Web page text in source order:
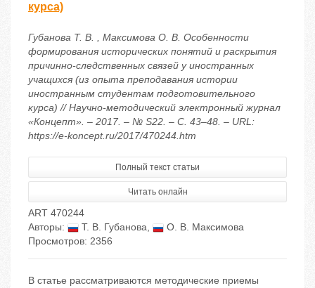
курса)
Губанова Т. В. , Максимова О. В. Особенности
формирования исторических понятий и раскрытия
причинно-следственных связей у иностранных
учащихся (из опыта преподавания истории
иностранным студентам подготовительного
курса) // Научно-методический электронный журнал
«Концепт». – 2017. – № S22. – С. 43–48. – URL:
https://e-koncept.ru/2017/470244.htm
Полный текст статьи
Читать онлайн
ART 470244
Авторы:
Т. В. Губанова,
О. В. Максимова
Просмотров: 2356
В статье рассматриваются методические приемы